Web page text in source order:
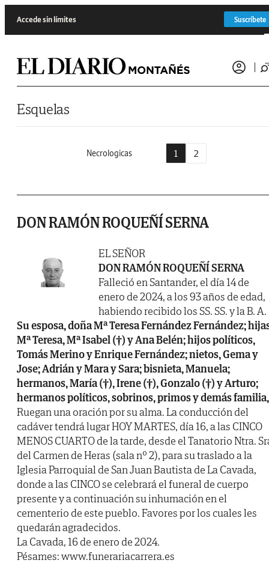
Accede sin límites Suscríbete
Esquelas
Necrologicas 1 2
DON RAMÓN ROQUEÑÍ SERNA
EL SEÑOR
DON RAMÓN ROQUEÑÍ SERNA
Falleció en Santander, el día 14 de
enero de 2024, a los 93 años de edad,
habiendo recibido los SS. SS. y la B. A.
Su esposa, doña Mª Teresa Fernández Fernández;
Mª Teresa, Mª Isabel (†) y Ana Belén; hijos políticos,
Tomás Merino y Enrique Fernández; nietos, Gema y
Jose; Adrián y Mara y Sara; bisnieta, Manuela;
hermanos, María (†), Irene (†), Gonzalo (†) y Arturo;
hermanos políticos, sobrinos, primos y demás familia,
Ruegan una oración por su alma. La conducción del
cadáver tendrá lugar HOY MARTES, día 16, a las CINCO
MENOS CUARTO de la tarde, desde el Tanatorio Ntra.
del Carmen de Heras (sala nº 2), para su traslado a la
Iglesia Parroquial de San Juan Bautista de La Cavada,
donde a las CINCO se celebrará el funeral de cuerpo
presente y a continuación su inhumación en el
cementerio de este pueblo. Favores por los cuales les
quedarán agradecidos.
La Cavada, 16 de enero de 2024.
Pésames: www.funerariacarrera.es